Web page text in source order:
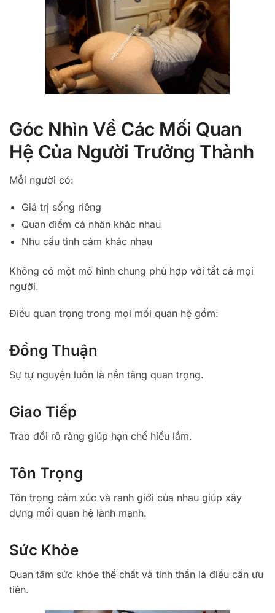
Góc Nhìn Về Các Mối Quan
Hệ Của Người Trưởng Thành
Mỗi người có:
Giá trị sống riêng
Quan điểm cá nhân khác nhau
Nhu cầu tình cảm khác nhau
Không có một mô hình chung phù hợp với tất cả mọi
người.
Điều quan trọng trong mọi mối quan hệ gồm:
Đồng Thuận
Sự tự nguyện luôn là nền tảng quan trọng.
Giao Tiếp
Trao đổi rõ ràng giúp hạn chế hiểu lầm.
Tôn Trọng
Tôn trọng cảm xúc và ranh giới của nhau giúp xây
dựng mối quan hệ lành mạnh.
Sức Khỏe
Quan tâm sức khỏe thể chất và tinh thần là điều cần ưu
tiên.